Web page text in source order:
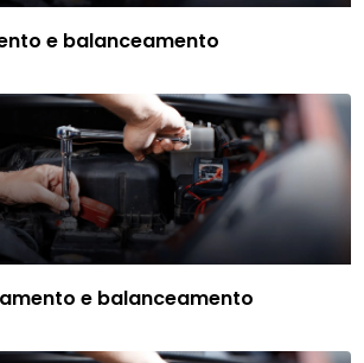
e balanceamento
e balanceamento